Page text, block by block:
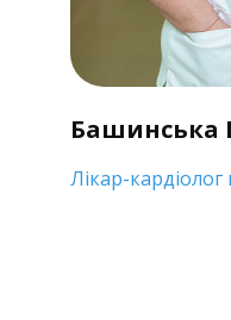
Башинська
Лікар-кардіолог